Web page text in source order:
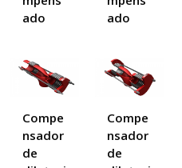
ado
ado
Compe
nsador
de
Compe
nsador
de